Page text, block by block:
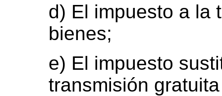
d) El impuesto a la
bienes;
e) El impuesto
transmisión